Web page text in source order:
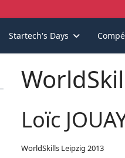
Startech's Days
Loïc
WorldSkills Leipzig 2013